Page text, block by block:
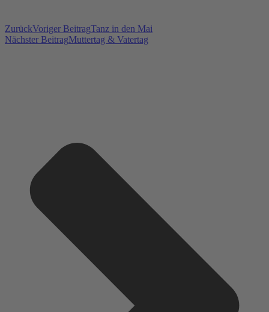
ZurückVoriger BeitragTanz in den Mai
Nächster BeitragMuttertag & Vatertag